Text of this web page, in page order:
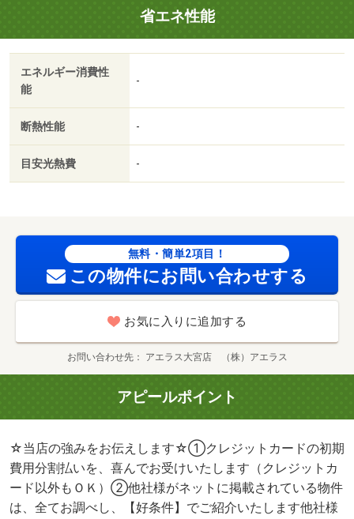
省エネ性能
エネルギー消費性
能
-
断熱性能 -
目安光熱費 -
無料・簡単2項目！
この物件にお問い合わせする
お気に入りに追加する
お問い合わせ先 アエラス大宮店 （株）アエラス
アピールポイント
☆当店の強みをお伝えします☆①クレジットカードの初期
費用分割払いを、喜んでお受けいたします（クレジットカ
ード以外もＯＫ）②他社様がネットに掲載されている物件
は、全てお調べし、【好条件】でご紹介いたします他社様